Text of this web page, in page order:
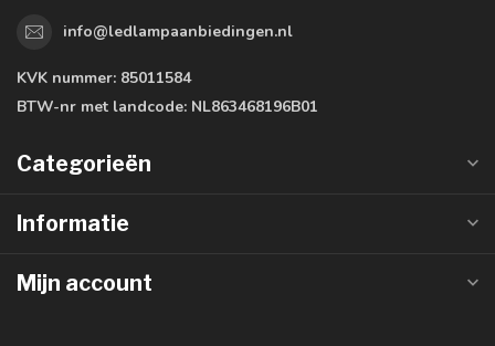
info@ledlampaanbiedingen.nl
KVK nummer: 85011584
BTW-nr met landcode: NL863468196B01
Categorieën
Informatie
Mijn account